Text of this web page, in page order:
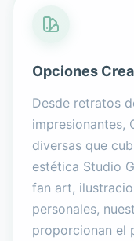
Opciones
Desde retratos
impresionantes,
diversas que
estética Studio
fan art,
personales,
proporcionan el